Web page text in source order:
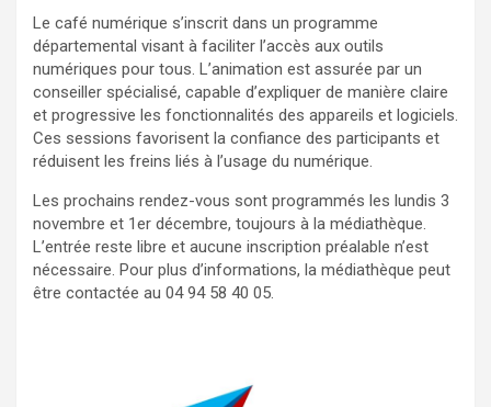
Le café numérique s’inscrit dans un programme
départemental visant à faciliter l’accès aux outils
numériques pour tous. L’animation est assurée par un
conseiller spécialisé, capable d’expliquer de manière claire
et progressive les fonctionnalités des appareils et logiciels.
Ces sessions favorisent la confiance des participants et
réduisent les freins liés à l’usage du numérique.
Les prochains rendez-vous sont programmés les lundis 3
novembre et 1er décembre, toujours à la médiathèque.
L’entrée reste libre et aucune inscription préalable n’est
nécessaire. Pour plus d’informations, la médiathèque peut
être contactée au 04 94 58 40 05.